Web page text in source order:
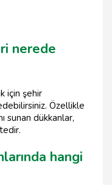
nerede
için şehir
Özellikle
sunan dükkanlar,
hangi